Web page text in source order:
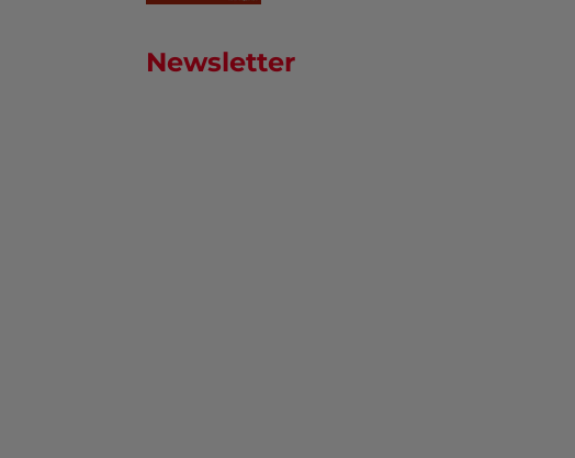
Newsletter